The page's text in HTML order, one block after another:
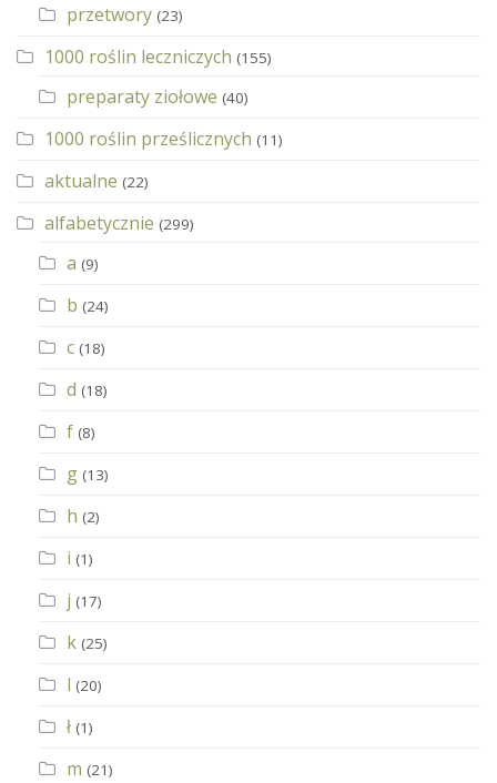
przetwory (23)
1000 roślin leczniczych (155)
preparaty ziołowe (40)
1000 roślin prześlicznych (11)
aktualne (22)
alfabetycznie (299)
a (9)
b (24)
c (18)
d (18)
f (8)
g (13)
h (2)
i (1)
j (17)
k (25)
l (20)
ł (1)
m (21)